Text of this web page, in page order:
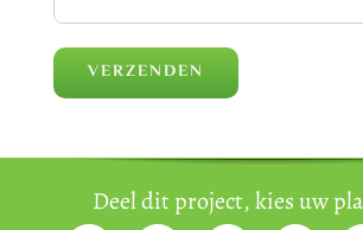
Deel dit project, kies uw